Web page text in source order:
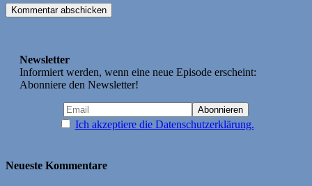
Newsletter
Informiert werden, wenn eine neue Episode erscheint:
Abonniere den Newsletter!
Ich akzeptiere die Datenschutzerklärung.
Neueste Kommentare